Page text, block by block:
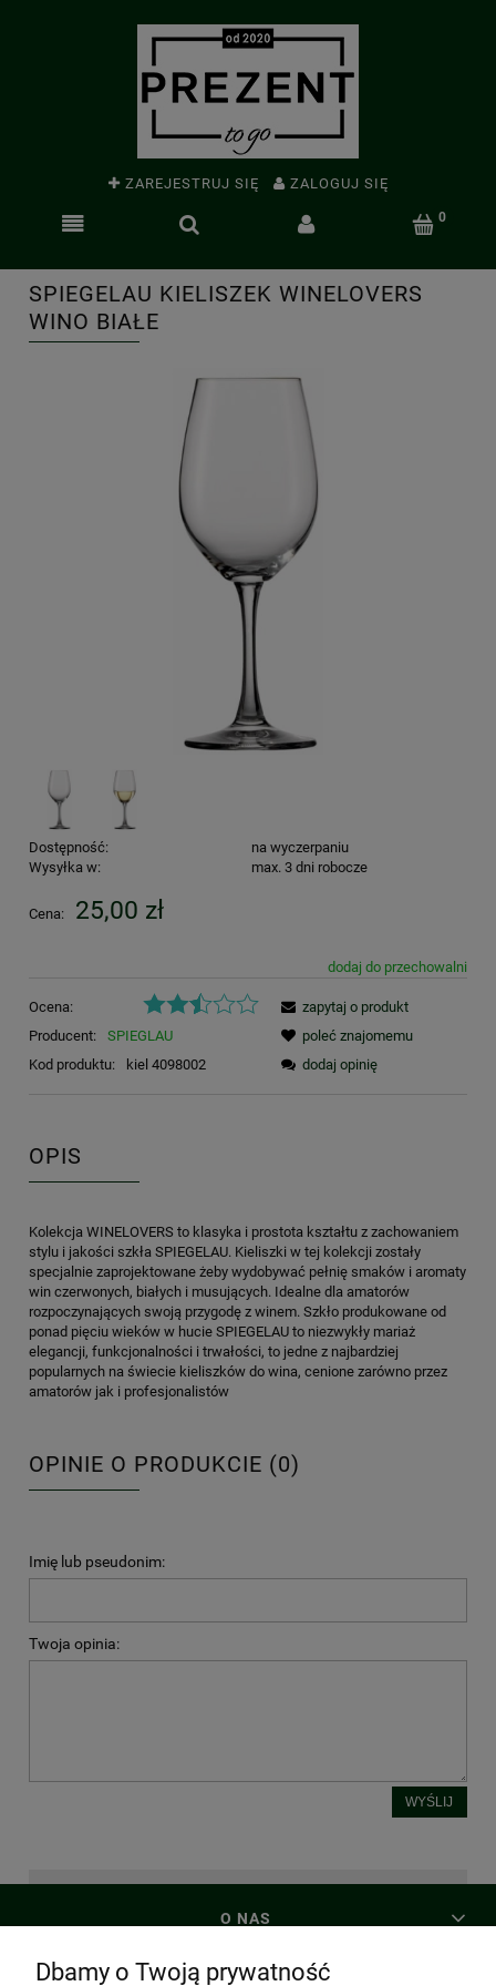
ZAREJESTRUJ SIĘ ZALOGUJ SIĘ
SPIEGELAU KIELISZEK WINELOVERS
WINO BIAŁE
Dostępność:
na wyczerpaniu
Wysyłka w:
max. 3 dni robocze
Cena: 25,00 zł
dodaj do przechowalni
Ocena:
Producent:
SPIEGLAU
Kod produktu:
kiel 4098002
zapytaj o produkt
poleć znajomemu
dodaj opinię
OPIS
Kolekcja WINELOVERS to klasyka i prostota kształtu z zachowaniem
stylu i jakości szkła SPIEGELAU. Kieliszki w tej kolekcji zostały
specjalnie zaprojektowane żeby wydobywać pełnię smaków i aromaty
win czerwonych, białych i musujących. Idealne dla amatorów
rozpoczynających swoją przygodę z winem. Szkło produkowane od
ponad pięciu wieków w hucie SPIEGELAU to niezwykły mariaż
elegancji, funkcjonalności i trwałości, to jedne z najbardziej
popularnych na świecie kieliszków do wina, cenione zarówno przez
amatorów jak i profesjonalistów
OPINIE O PRODUKCIE (0)
Imię lub pseudonim:
Twoja opinia:
WYŚLIJ
O NAS
Dbamy o Twoją prywatność